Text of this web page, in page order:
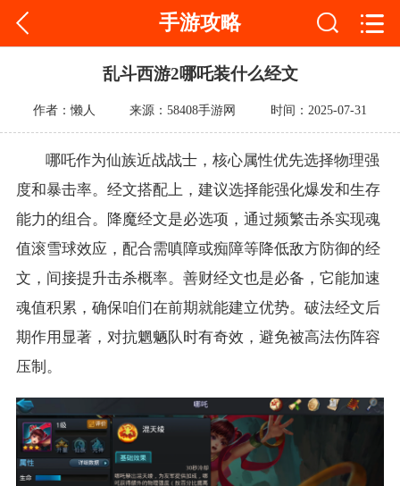
手游攻略
乱斗西游2哪吒装什么经文
作者：懒人 来源：58408手游网 时间：2025-07-31
哪吒作为仙族近战战士，核心属性优先选择物理强
度和暴击率。经文搭配上，建议选择能强化爆发和生存
能力的组合。降魔经文是必选项，通过频繁击杀实现魂
值滚雪球效应，配合需嗔障或痴障等降低敌方防御的经
文，间接提升击杀概率。善财经文也是必备，它能加速
魂值积累，确保咱们在前期就能建立优势。破法经文后
期作用显著，对抗魍魉队时有奇效，避免被高法伤阵容
压制。